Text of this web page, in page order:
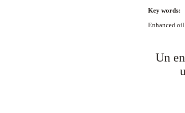
Key words:
Enhanced
Un